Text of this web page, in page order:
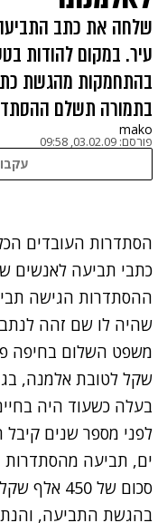
שלחה את כתב
עיר. במקום להודות
בהתחמקות מהגשת
בתמורה תשלם ההסתדרות 20 אלף שקל
mako
פורסם: 03.02.09, 09:58
הסתדרות העובדים
כתבי תביעה לאנשים
ההסתדרות הגישה
שהיה לו שם זהה
שקל לטובת אלמנה,
בעלה כשעוד היה
לפני מספר שנים קיבל
ים, תביעה
סכום של
בהגשת התביעה,